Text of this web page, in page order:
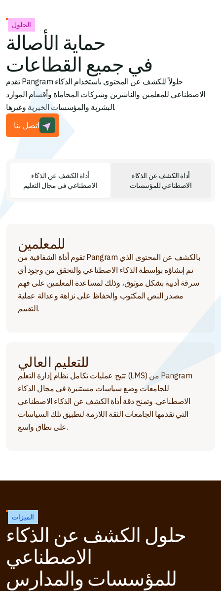
الحلول
حماية الأصالة
في جميع القطاعات
تقدم Pangram حلولاً للكشف عن المحتوى باستخدام الذكاء
الاصطناعي للمعلمين والناشرين وشركات المحاماة وأقسام الموارد
البشرية والمؤسسات الخيرية وغيرها.
اتصل بنا
أداة الكشف عن الذكاء
الاصطناعي في مجال التعليم
أداة الكشف عن الذكاء
الاصطناعي للمؤسسات
للمعلمين
تقوم أداة الشفافية من Pangram بالكشف عن المحتوى الذي
تم إنشاؤه بواسطة الذكاء الاصطناعي والتحقق من وجود أي
سرقة أدبية بشكل موثوق، وذلك لمساعدة المعلمين على فهم
مصدر النص المكتوب والحفاظ على نزاهة وعدالة عملية
التقييم.
للتعليم العالي
تتيح عمليات تكامل نظام إدارة التعلم (LMS) من Pangram
للجامعات وضع سياسات مستنيرة في مجال الذكاء
الاصطناعي. وتمنح دقة أداة الكشف عن الذكاء الاصطناعي
التي نقدمها الجامعات الثقة اللازمة لتطبيق تلك السياسات
على نطاق واسع.
الميزات
حلول الكشف عن الذكاء
الاصطناعي
للمؤسسات والمدارس